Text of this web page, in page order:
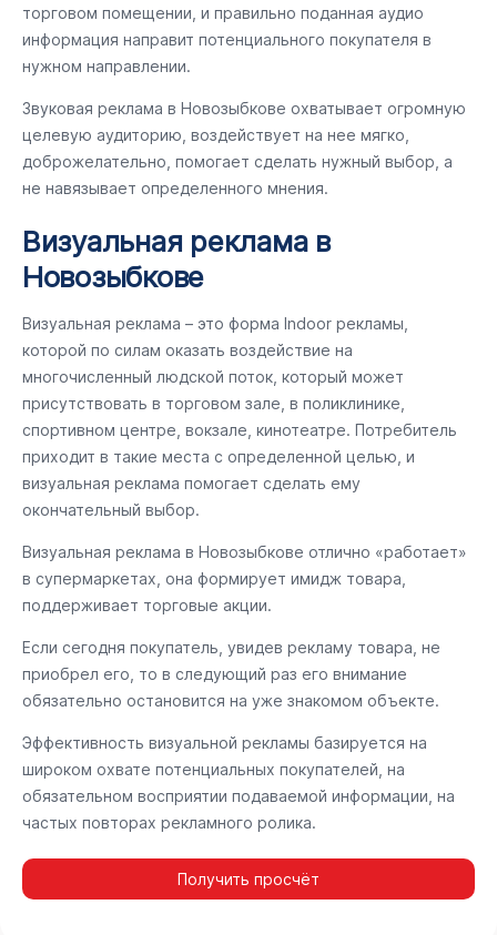
торговом помещении, и правильно поданная аудио
информация направит потенциального покупателя в
нужном направлении.
Звуковая реклама в Новозыбкове охватывает огромную
целевую аудиторию, воздействует на нее мягко,
доброжелательно, помогает сделать нужный выбор, а
не навязывает определенного мнения.
Визуальная реклама в
Новозыбкове
Визуальная реклама – это форма Indoor рекламы,
которой по силам оказать воздействие на
многочисленный людской поток, который может
присутствовать в торговом зале, в поликлинике,
спортивном центре, вокзале, кинотеатре. Потребитель
приходит в такие места с определенной целью, и
визуальная реклама помогает сделать ему
окончательный выбор.
Визуальная реклама в Новозыбкове отлично «работает»
в супермаркетах, она формирует имидж товара,
поддерживает торговые акции.
Если сегодня покупатель, увидев рекламу товара, не
приобрел его, то в следующий раз его внимание
обязательно остановится на уже знакомом объекте.
Эффективность визуальной рекламы базируется на
широком охвате потенциальных покупателей, на
обязательном восприятии подаваемой информации, на
частых повторах рекламного ролика.
Получить просчёт